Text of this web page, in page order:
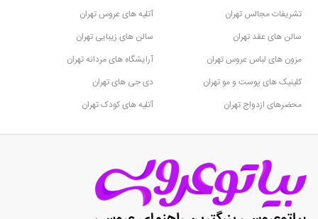
تشریفات مجالس تهران
آتلیه های عروس تهران
سالن های عقد تهران
سالن های زیبایی تهران
مزون های لباس عروس تهران
آرایشگاه های مردانه تهران
کلینیک های پوست و مو تهران
دی جی های تهران
محضرهای ازدواج تهران
آتلیه های کودک تهران